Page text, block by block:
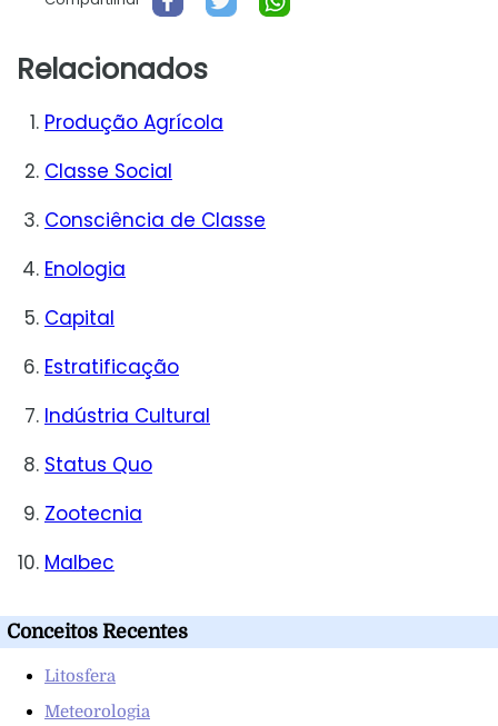
Relacionados
Produção Agrícola
Classe Social
Consciência de Classe
Enologia
Capital
Estratificação
Indústria Cultural
Status Quo
Zootecnia
Malbec
Conceitos Recentes
Litosfera
Meteorologia